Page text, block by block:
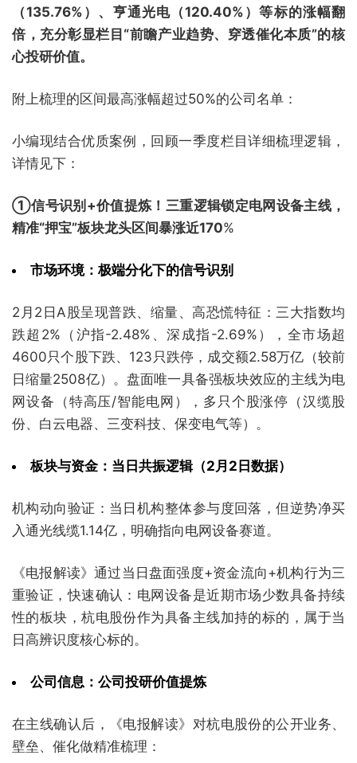
（135.76%）、亨通光电（120.40%）等标的涨幅翻
倍，充分彰显栏目“前瞻产业趋势、穿透催化本质”的核
心投研价值。
附上梳理的区间最高涨幅超过50%的公司名单：
小编现结合优质案例，回顾一季度栏目详细梳理逻辑，
详情见下：
①信号识别+价值提炼！三重逻辑锁定电网设备主线，
精准“押宝”板块龙头区间暴涨近170%
市场环境：极端分化下的信号识别
2月2日A股呈现普跌、缩量、高恐慌特征：三大指数均
跌超2%（沪指-2.48%、深成指-2.69%），全市场超
4600只个股下跌、123只跌停，成交额2.58万亿（较前
日缩量2508亿）。盘面唯一具备强板块效应的主线为电
网设备（特高压/智能电网），多只个股涨停（汉缆股
份、白云电器、三变科技、保变电气等）。
板块与资金：当日共振逻辑（2月2日数据）
机构动向验证：当日机构整体参与度回落，但逆势净买
入通光线缆1.14亿，明确指向电网设备赛道。
《电报解读》通过当日盘面强度+资金流向+机构行为三
重验证，快速确认：电网设备是近期市场少数具备持续
性的板块，杭电股份作为具备主线加持的标的，属于当
日高辨识度核心标的。
公司信息：公司投研价值提炼
在主线确认后，《电报解读》对杭电股份的公开业务、
壁垒、催化做精准梳理：